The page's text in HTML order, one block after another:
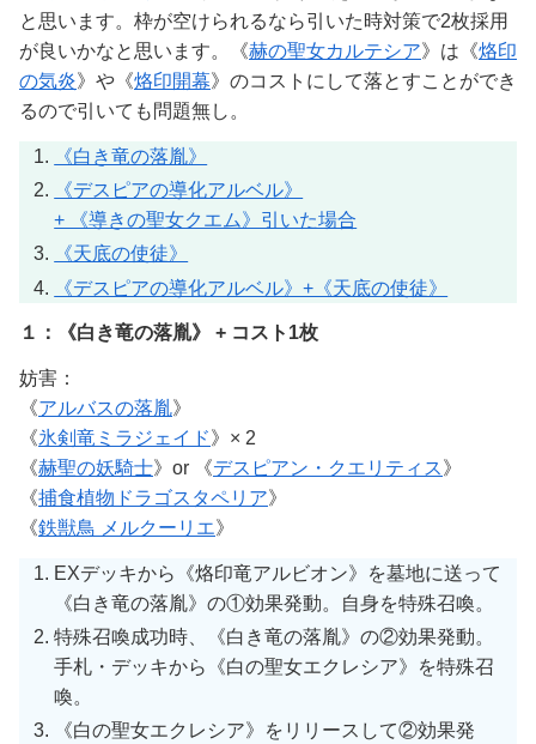
と思います。枠が空けられるなら引いた時対策で2枚採用
が良いかなと思います。《赫の聖女カルテシア》は《烙印
の気炎》や《烙印開幕》のコストにして落とすことができ
るので引いても問題無し。
《白き竜の落胤》
《デスピアの導化アルベル》
+ 《導きの聖女クエム》引いた場合
《天底の使徒》
《デスピアの導化アルベル》+《天底の使徒》
１：《白き竜の落胤》 + コスト1枚
妨害：
《アルバスの落胤》
《氷剣竜ミラジェイド》× 2
《赫聖の妖騎士》or 《デスピアン・クエリティス》
《捕食植物ドラゴスタペリア》
《鉄獣鳥 メルクーリエ》
EXデッキから《烙印竜アルビオン》を墓地に送って
《白き竜の落胤》の①効果発動。自身を特殊召喚。
特殊召喚成功時、《白き竜の落胤》の②効果発動。
手札・デッキから《白の聖女エクレシア》を特殊召
喚。
《白の聖女エクレシア》をリリースして②効果発